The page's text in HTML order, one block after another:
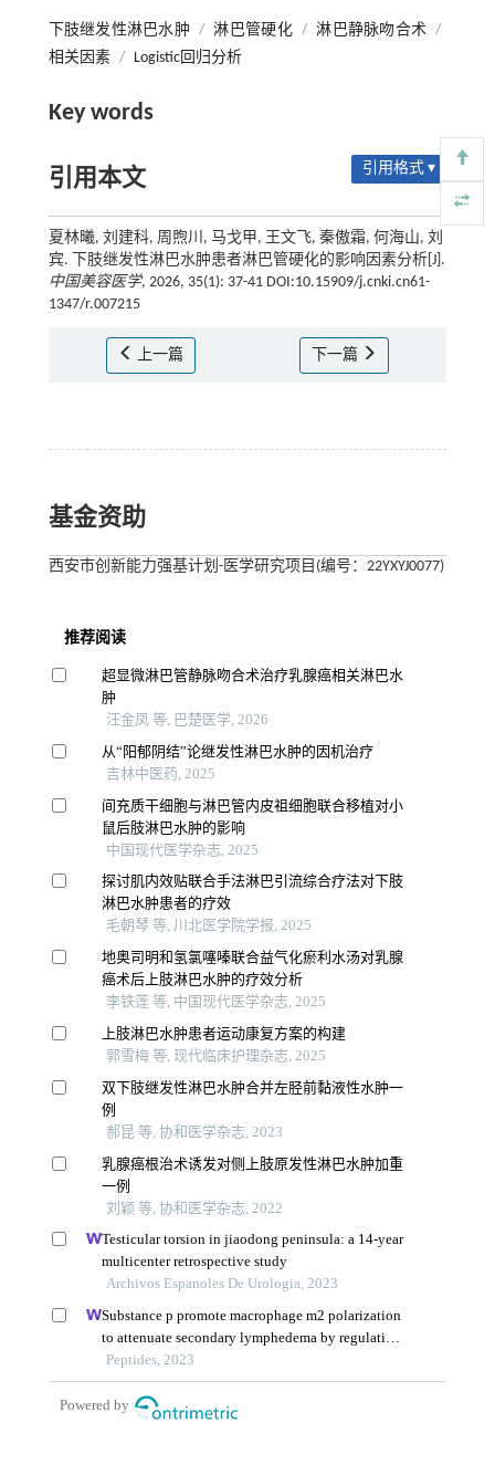
下肢继发性淋巴水肿 / 淋巴管硬化 / 淋巴静脉吻合术 /
相关因素 / Logistic回归分析
Key words
引用本文 引用格式 ▾
夏林曦, 刘建科, 周煦川, 马戈甲, 王文飞, 秦傲霜, 何海山, 刘
宾. 下肢继发性淋巴水肿患者淋巴管硬化的影响因素分析[J].
中国美容医学, 2026, 35(1): 37-41 DOI:10.15909/j.cnki.cn61-
1347/r.007215
上一篇 下一篇
基金资助
西安市创新能力强基计划-医学研究项目(编号：22YXYJ0077)